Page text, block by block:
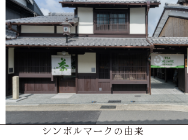
シンボルマークの由来